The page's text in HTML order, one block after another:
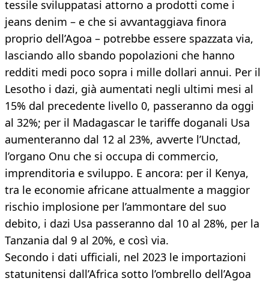
tessile sviluppatasi attorno a prodotti come i
jeans denim – e che si avvantaggiava finora
proprio dell’Agoa – potrebbe essere spazzata via,
lasciando allo sbando popolazioni che hanno
redditi medi poco sopra i mille dollari annui. Per il
Lesotho i dazi, già aumentati negli ultimi mesi al
15% dal precedente livello 0, passeranno da oggi
al 32%; per il Madagascar le tariffe doganali Usa
aumenteranno dal 12 al 23%, avverte l’Unctad,
l’organo Onu che si occupa di commercio,
imprenditoria e sviluppo. E ancora: per il Kenya,
tra le economie africane attualmente a maggior
rischio implosione per l’ammontare del suo
debito, i dazi Usa passeranno dal 10 al 28%, per la
Tanzania dal 9 al 20%, e così via.
Secondo i dati ufficiali, nel 2023 le importazioni
statunitensi dall’Africa sotto l’ombrello dell’Agoa